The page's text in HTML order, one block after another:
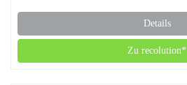
Details
Zu recolution*